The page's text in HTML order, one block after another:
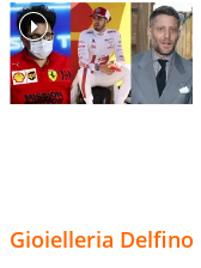
Gioielleria Delfino